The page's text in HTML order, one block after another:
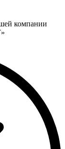
компании